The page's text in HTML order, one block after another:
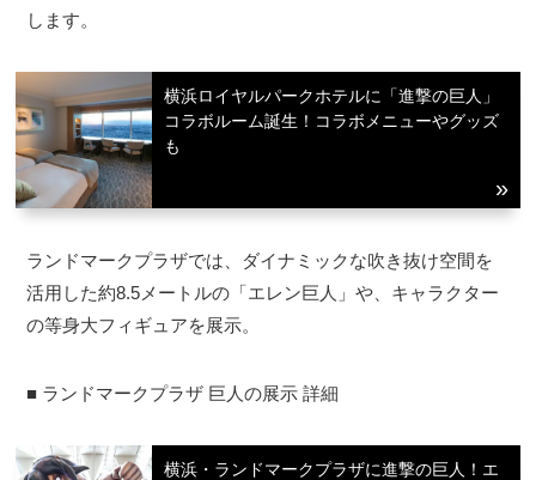
します。
横浜ロイヤルパークホテルに「進撃の巨人」
コラボルーム誕生！コラボメニューやグッズ
も
ランドマークプラザでは、ダイナミックな吹き抜け空間を
活用した約8.5メートルの「エレン巨人」や、キャラクター
の等身大フィギュアを展示。
■ ランドマークプラザ 巨人の展示 詳細
横浜・ランドマークプラザに進撃の巨人！エ